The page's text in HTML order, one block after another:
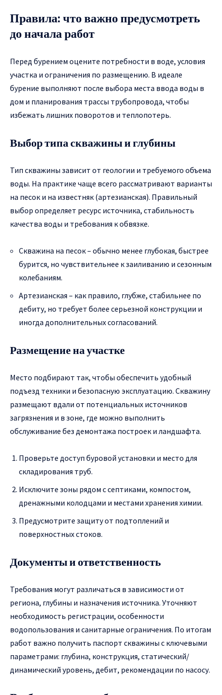
Правила: что важно предусмотреть
до начала работ
Перед бурением оцените потребности в воде, условия
участка и ограничения по размещению. В идеале
бурение выполняют после выбора места ввода воды в
дом и планирования трассы трубопровода, чтобы
избежать лишних поворотов и теплопотерь.
Выбор типа скважины и глубины
Тип скважины зависит от геологии и требуемого объема
воды. На практике чаще всего рассматривают варианты
на песок и на известняк (артезианская). Правильный
выбор определяет ресурс источника, стабильность
качества воды и требования к обвязке.
Скважина на песок – обычно менее глубокая, быстрее
бурится, но чувствительнее к заиливанию и сезонным
колебаниям.
Артезианская – как правило, глубже, стабильнее по
дебиту, но требует более серьезной конструкции и
иногда дополнительных согласований.
Размещение на участке
Место подбирают так, чтобы обеспечить удобный
подъезд техники и безопасную эксплуатацию. Скважину
размещают вдали от потенциальных источников
загрязнения и в зоне, где можно выполнить
обслуживание без демонтажа построек и ландшафта.
Проверьте доступ буровой установки и место для
складирования труб.
Исключите зоны рядом с септиками, компостом,
дренажными колодцами и местами хранения химии.
Предусмотрите защиту от подтоплений и
поверхностных стоков.
Документы и ответственность
Требования могут различаться в зависимости от
региона, глубины и назначения источника. Уточняют
необходимость регистрации, особенности
водопользования и санитарные ограничения. По итогам
работ важно получить паспорт скважины с ключевыми
параметрами: глубина, конструкция, статический/
динамический уровень, дебит, рекомендации по насосу.